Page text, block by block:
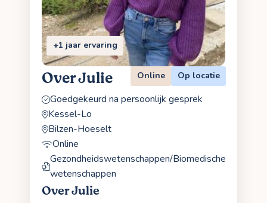
+1 jaar ervaring
Over Julie Online Op locatie
Goedgekeurd na persoonlijk gesprek
Kessel-Lo
Bilzen-Hoeselt
Online
Gezondheidswetenschappen/Biomedische
wetenschappen
Over Julie